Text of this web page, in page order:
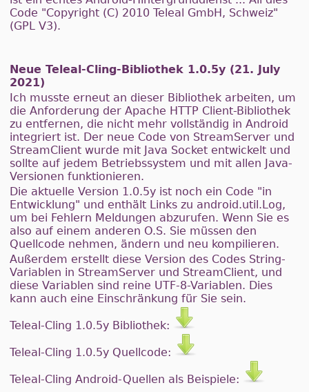
Code "Copyright (C) 2010 Teleal GmbH, Schweiz"
(GPL V3).
Neue Teleal-Cling-Bibliothek 1.0.5y (21. July
2021)
Ich musste erneut an dieser Bibliothek arbeiten, um
die Anforderung der Apache HTTP Client-Bibliothek
zu entfernen, die nicht mehr vollständig in Android
integriert ist. Der neue Code von StreamServer und
StreamClient wurde mit Java Socket entwickelt und
sollte auf jedem Betriebssystem und mit allen Java-
Versionen funktionieren.
Die aktuelle Version 1.0.5y ist noch ein Code "in
Entwicklung" und enthält Links zu android.util.Log,
um bei Fehlern Meldungen abzurufen. Wenn Sie es
also auf einem anderen O.S. Sie müssen den
Quellcode nehmen, ändern und neu kompilieren.
Außerdem erstellt diese Version des Codes String-
Variablen in StreamServer und StreamClient, und
diese Variablen sind reine UTF-8-Variablen. Dies
kann auch eine Einschränkung für Sie sein.
Teleal-Cling 1.0.5y Bibliothek:
Teleal-Cling 1.0.5y Quellcode:
Teleal-Cling Android-Quellen als Beispiele: